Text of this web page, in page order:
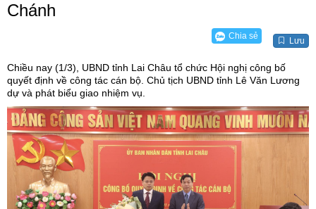
Chánh
Chia sẻ Lưu
Chiều nay (1/3), UBND tỉnh Lai Châu tổ chức Hội nghị công bố
quyết định về công tác cán bộ. Chủ tịch UBND tỉnh Lê Văn Lương
dự và phát biểu giao nhiệm vụ.